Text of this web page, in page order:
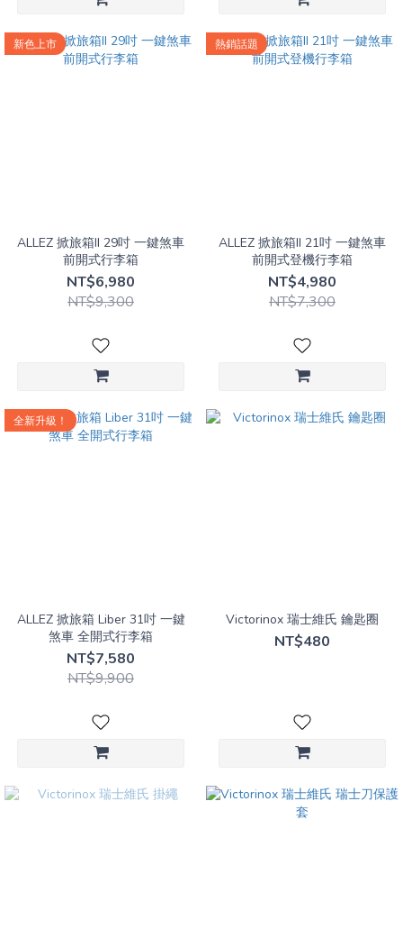
新色上市
ALLEZ 掀旅箱II 29吋 一鍵煞車
前開式行李箱
NT$6,980
NT$9,300
熱銷話題
ALLEZ 掀旅箱II 21吋 一鍵煞車
前開式登機行李箱
NT$4,980
NT$7,300
全新升級！
ALLEZ 掀旅箱 Liber 31吋 一鍵
煞車 全開式行李箱
NT$7,580
NT$9,900
Victorinox 瑞士維氏 鑰匙圈
NT$480